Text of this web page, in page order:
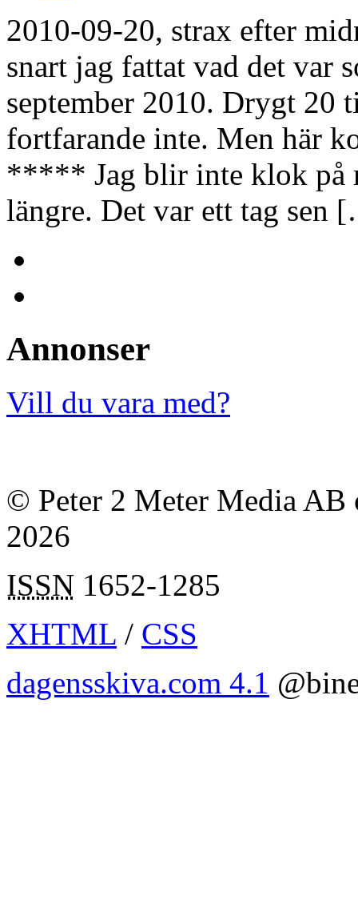
2010-09-20, strax efter
snart jag fattat vad det var
september 2010. Drygt 20
fortfarande inte. Men här
***** Jag blir inte klok på
längre. Det var ett tag sen
Annonser
Vill du vara med?
© Peter 2 Meter Media AB
2026
ISSN 1652-1285
XHTML / CSS
dagensskiva.com 4.1